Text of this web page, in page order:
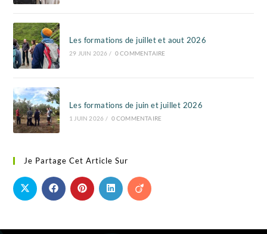
Les formations de juillet et aout 2026
29 JUIN 2026 / 0 COMMENTAIRE
Les formations de juin et juillet 2026
1 JUIN 2026 / 0 COMMENTAIRE
Je Partage Cet Article Sur